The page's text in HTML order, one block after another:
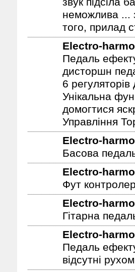
звук підсіла
неможлива ...
того, прилад
Electro-
Педаль
дисторшн
6
Унікальна
домогтися
Управління
Electro-
Басова
Electro-
Фут
Electro-
Гітарна
Electro-
Педаль
відсутні